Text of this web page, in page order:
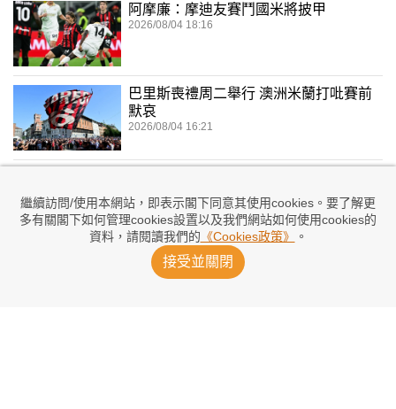
繼續訪問/使用本網站，即表示閣下同意其使用cookies。要了解更
多有關閣下如何管理cookies設置以及我們網站如何使用cookies的
資料，請閱讀我們的 《Cookies政策》 。
接受並關閉
阿摩廉：摩迪友賽鬥國米將披甲
2026/08/04 18:16
巴里斯喪禮周二舉行 澳洲米蘭打吡賽前
默哀
2026/08/04 16:21
祖記一日兩簽 高路姆亞尼隨隊訪港
2026/08/03 01:20